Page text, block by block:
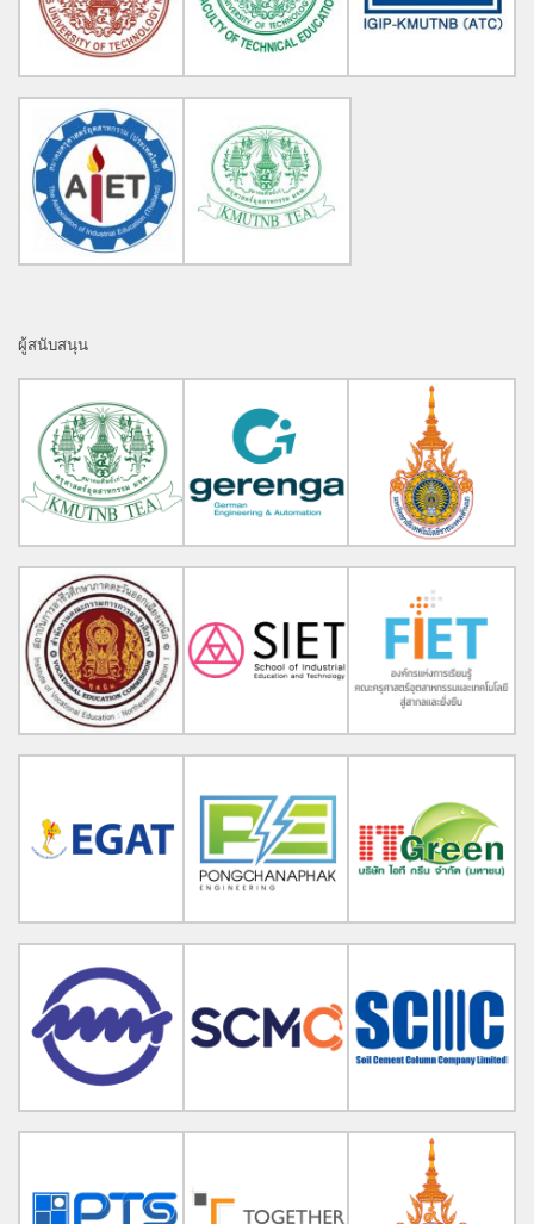
ผู้สนับสนุน